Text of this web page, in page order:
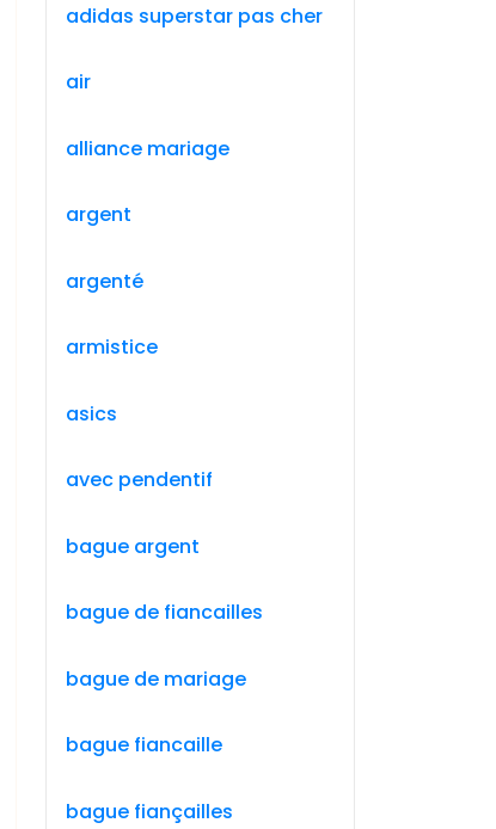
adidas superstar pas cher
air
alliance mariage
argent
argenté
armistice
asics
avec pendentif
bague argent
bague de fiancailles
bague de mariage
bague fiancaille
bague fiançailles